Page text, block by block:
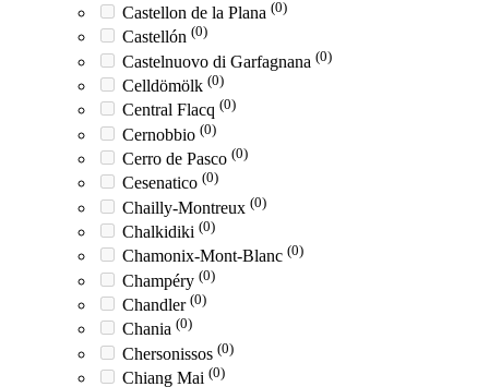
Castellon de la Plana (0)
Castellón (0)
Castelnuovo di Garfagnana (0)
Celldömölk (0)
Central Flacq (0)
Cernobbio (0)
Cerro de Pasco (0)
Cesenatico (0)
Chailly-Montreux (0)
Chalkidiki (0)
Chamonix-Mont-Blanc (0)
Champéry (0)
Chandler (0)
Chania (0)
Chersonissos (0)
Chiang Mai (0)